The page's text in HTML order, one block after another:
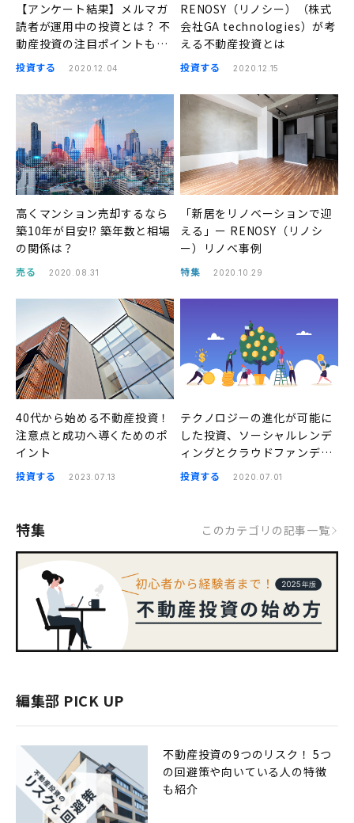
【アンケート結果】メルマガ
読者が運用中の投資とは？ 不
動産投資の注目ポイントも紹
介
投資する 2020.12.04
RENOSY（リノシー）（株式
会社GA technologies）が考
える不動産投資とは
投資する 2020.12.15
高くマンション売却するなら
築10年が目安!? 築年数と相場
の関係は？
売る 2020.08.31
「新居をリノベーションで迎
える」ー RENOSY（リノシ
ー）リノベ事例
特集 2020.10.29
40代から始める不動産投資！
注意点と成功へ導くためのポ
イント
投資する 2023.07.13
テクノロジーの進化が可能に
した投資、ソーシャルレンデ
ィングとクラウドファンディ
ングの違いとは
投資する 2020.07.01
特集 このカテゴリの記事一覧
編集部 PICK UP
不動産投資の9つのリスク！ 5つ
の回避策や向いている人の特徴
も紹介